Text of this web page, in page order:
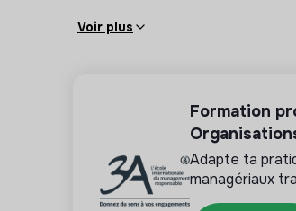
Voir plus
Formation
Adapte ta
managériaux